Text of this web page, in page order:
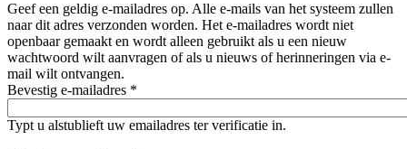
Geef een geldig e-mailadres op. Alle e-mails van het systeem zullen
naar dit adres verzonden worden. Het e-mailadres wordt niet
openbaar gemaakt en wordt alleen gebruikt als u een nieuw
wachtwoord wilt aanvragen of als u nieuws of herinneringen via e-
mail wilt ontvangen.
Bevestig e-mailadres *
Typt u alstublieft uw emailadres ter verificatie in.